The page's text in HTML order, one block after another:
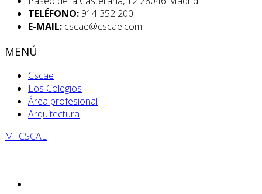
TELÉFONO: 914 352 200
E-MAIL: cscae@cscae.com
MENÚ
Cscae
Los Colegios
Área profesional
Arquitectura
MI CSCAE